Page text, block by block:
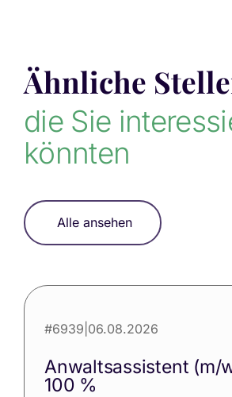
Ähnliche
die Sie
könnten
Alle ansehen
#6939 06.08.2026
Anwaltsassistent (m/
100 %